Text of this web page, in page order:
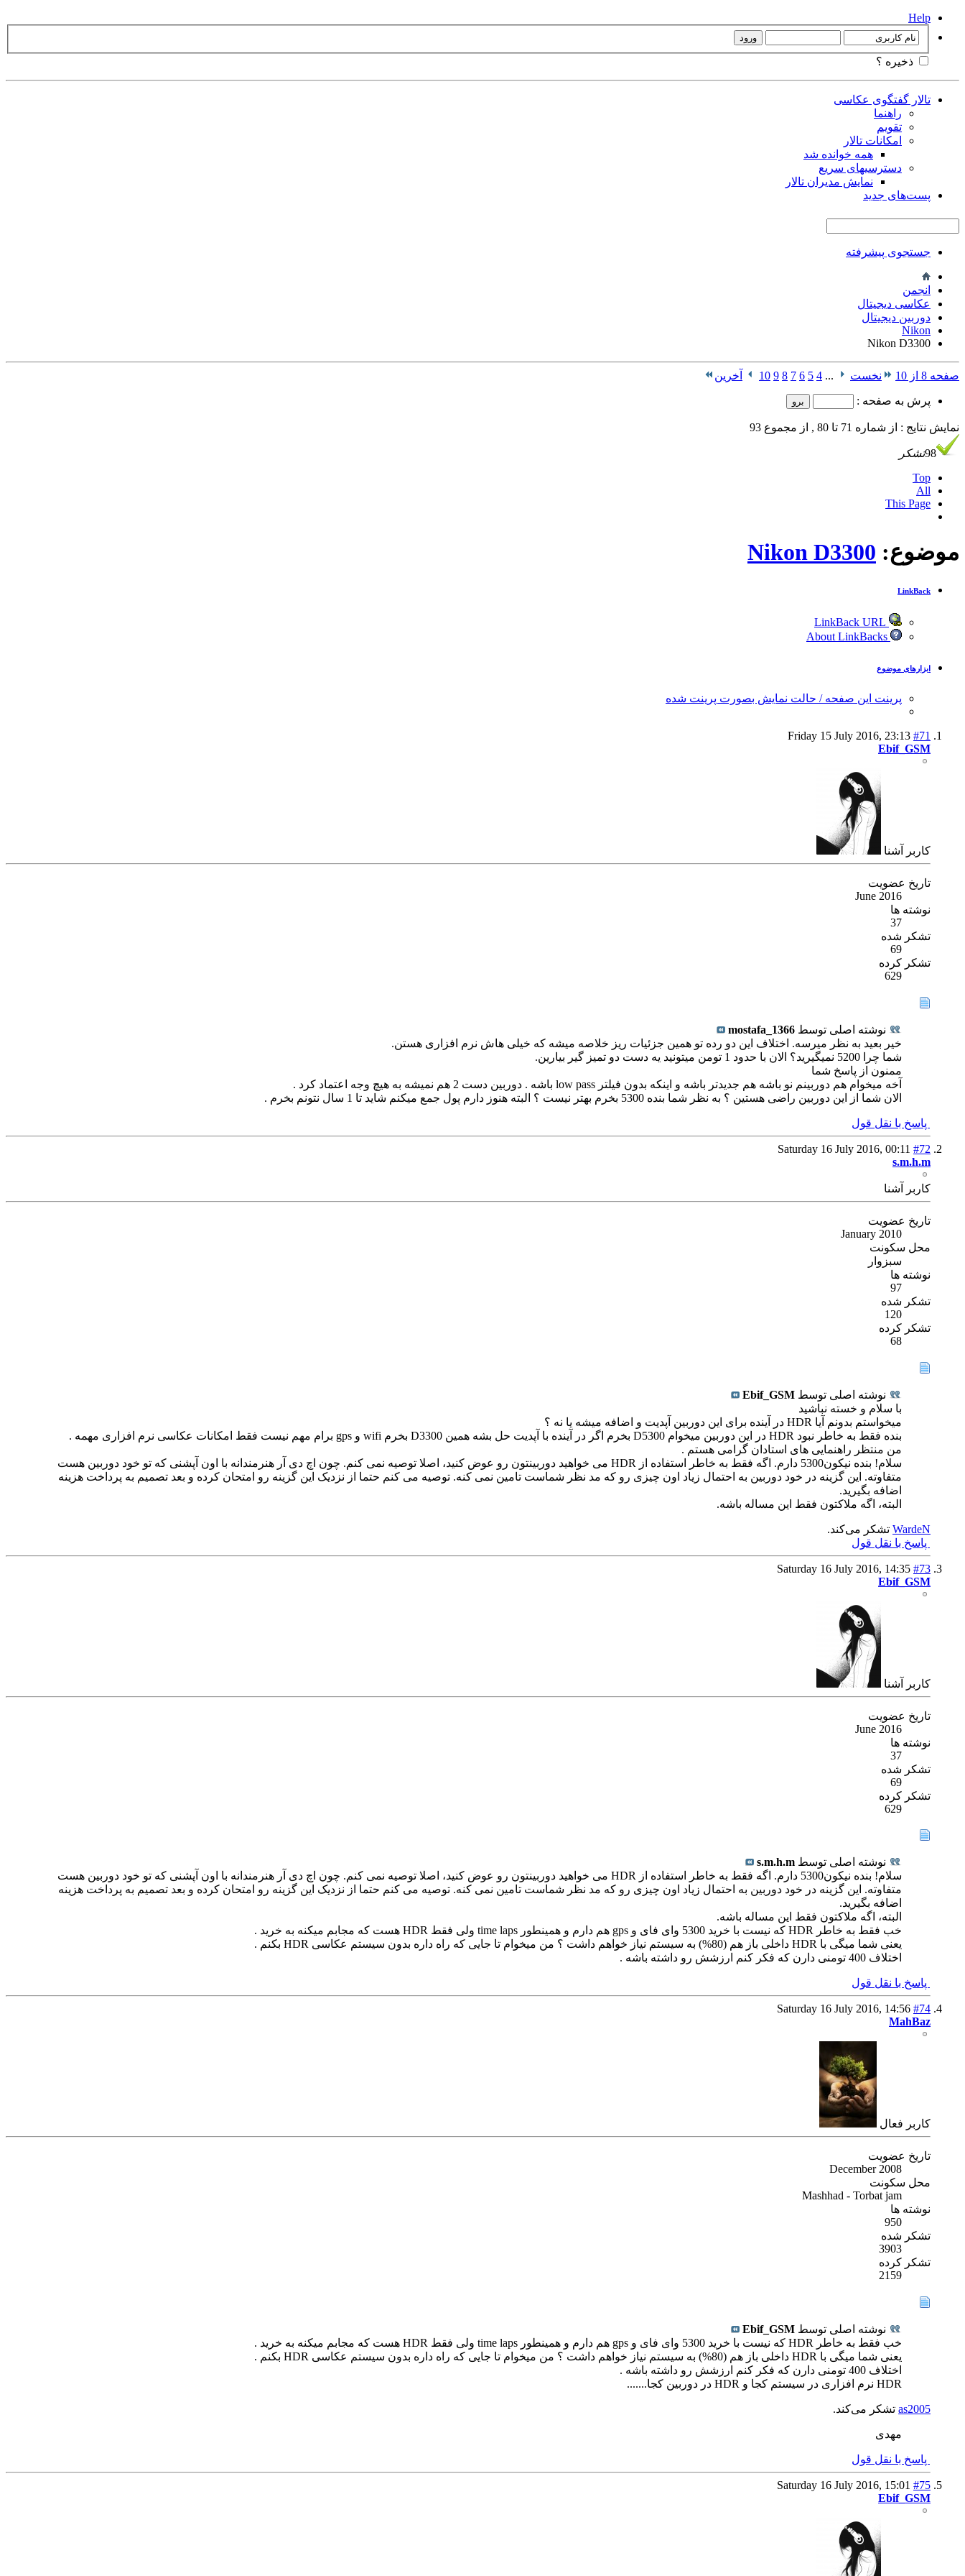
Help
ذخیره ؟
تالار گفتگوی عکاسی
راهنما
تقویم
امکانات تالار
همه خوانده شد
دسترسیهای سریع
نمایش مدیران تالار
پست‌های جدید
جستجوی پیشرفته
انجمن
عکاسی دیجیتال
دوربین دیجیتال
Nikon
Nikon D3300
صفحه 8 از 10 نخست ...
4
5
6
7
8
9
10 آخرین
پرش به صفحه :
نمایش نتایج : از شماره 71 تا 80 , از مجموع 93
98تشکر
Top
All
This Page
موضوع: Nikon D3300
LinkBack
ابزارهای موضوع
پرینت این صفحه / حالت نمایش بصورت پرینت شده
Friday 15 July 2016, 23:13 #71
Ebif_GSM
كاربر آشنا
تاریخ عضویت
June 2016
نوشته ها
37
تشکر شده
69
تشکر کرده
629
نوشته اصلی توسط mostafa_1366
خیر بعید به نظر میرسه. اختلاف این دو رده تو همین جزئیات ریز خلاصه میشه که خیلی هاش نرم افزاری هستن.
شما چرا 5200 نمیگیرید؟ الان با حدود 1 تومن میتونید یه دست دو تمیز گیر بیارین.
ممنون از پاسخ شما
آخه میخوام هم دوربینم نو باشه هم جدیدتر باشه و اینکه بدون فیلتر low pass باشه . دوربین دست 2 هم نمیشه به هیچ وجه اعتماد کرد .
الان شما از این دوربین راضی هستین ؟ به نظر شما بنده 5300 بخرم بهتر نیست ؟ البته هنوز دارم پول جمع میکنم شاید تا 1 سال نتونم بخرم .
پاسخ با نقل قول
Saturday 16 July 2016, 00:11 #72
s.m.h.m
كاربر آشنا
تاریخ عضویت
January 2010
محل سکونت
سبزوار
نوشته ها
97
تشکر شده
120
تشکر کرده
68
نوشته اصلی توسط Ebif_GSM
با سلام و خسته نباشید
میخواستم بدونم آیا HDR در آینده برای این دوربین آپدیت و اضافه میشه یا نه ؟
بنده فقط به خاطر نبود HDR در این دوربین میخوام D5300 بخرم اگر در آینده با آپدیت حل بشه همین D3300 بخرم wifi و gps برام مهم نیست فقط امکانات عکاسی نرم افزاری مهمه .
من منتظر راهنمایی های استادان گرامی هستم .
سلام! بنده نیکون5300 دارم. اگه فقط به خاطر استفاده از HDR می خواهید دوربینتون رو عوض کنید، اصلا توصیه نمی کنم. چون اچ دی آر هنرمندانه با اون آپشنی که تو خود دوربین هست
متفاوته. این گزینه در خود دوربین به احتمال زیاد اون چیزی رو که مد نظر شماست تامین نمی کنه. توصیه می کنم حتما از نزدیک این گزینه رو امتحان کرده و بعد تصمیم به پرداخت هزینه
اضافه بگیرید.
البته، اگه ملاکتون فقط این مساله باشه.
WardeN تشکر می‌کند.
پاسخ با نقل قول
Saturday 16 July 2016, 14:35 #73
Ebif_GSM
كاربر آشنا
تاریخ عضویت
June 2016
نوشته ها
37
تشکر شده
69
تشکر کرده
629
نوشته اصلی توسط s.m.h.m
سلام! بنده نیکون5300 دارم. اگه فقط به خاطر استفاده از HDR می خواهید دوربینتون رو عوض کنید، اصلا توصیه نمی کنم. چون اچ دی آر هنرمندانه با اون آپشنی که تو خود دوربین هست
متفاوته. این گزینه در خود دوربین به احتمال زیاد اون چیزی رو که مد نظر شماست تامین نمی کنه. توصیه می کنم حتما از نزدیک این گزینه رو امتحان کرده و بعد تصمیم به پرداخت هزینه
اضافه بگیرید.
البته، اگه ملاکتون فقط این مساله باشه.
خب فقط به خاطر HDR که نیست با خرید 5300 وای فای و gps هم دارم و همینطور time laps ولی فقط HDR هست که مجابم میکنه به خرید .
یعنی شما میگی با HDR داخلی باز هم (80%) به سیستم نیاز خواهم داشت ؟ من میخوام تا جایی که راه داره بدون سیستم عکاسی HDR بکنم .
اختلاف 400 تومنی دارن که فکر کنم ارزشش رو داشته باشه .
پاسخ با نقل قول
Saturday 16 July 2016, 14:56 #74
MahBaz
كاربر فعال
تاریخ عضویت
December 2008
محل سکونت
Mashhad - Torbat jam
نوشته ها
950
تشکر شده
3903
تشکر کرده
2159
نوشته اصلی توسط Ebif_GSM
خب فقط به خاطر HDR که نیست با خرید 5300 وای فای و gps هم دارم و همینطور time laps ولی فقط HDR هست که مجابم میکنه به خرید .
یعنی شما میگی با HDR داخلی باز هم (80%) به سیستم نیاز خواهم داشت ؟ من میخوام تا جایی که راه داره بدون سیستم عکاسی HDR بکنم .
اختلاف 400 تومنی دارن که فکر کنم ارزشش رو داشته باشه .
HDR نرم افزاری در سیستم کجا و HDR در دوربین کجا.......
as2005 تشکر می‌کند.
مهدی
پاسخ با نقل قول
Saturday 16 July 2016, 15:01 #75
Ebif_GSM